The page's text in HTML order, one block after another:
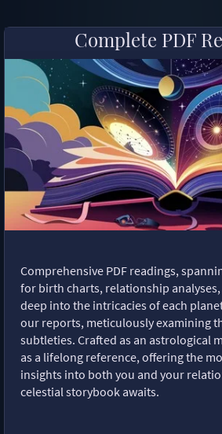
Complete PDF
Comprehensive PDF readings,
for birth charts, relationship
deep into the intricacies of each
our reports, meticulously examining
subtleties. Crafted as an astrological
as a lifelong reference, offering the
insights into both you and your
celestial storybook awaits.